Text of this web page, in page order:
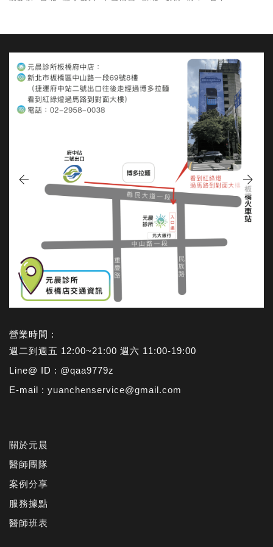
板橋府中店
營業時間 :
週二到週五 12:00~21:00 週六 11:00-19:00
Line@ ID : @qaa9779z
E-mail : yuanchenservice@gmail.com
關於元晨
醫師團隊
案例分享
服務據點
醫師班表